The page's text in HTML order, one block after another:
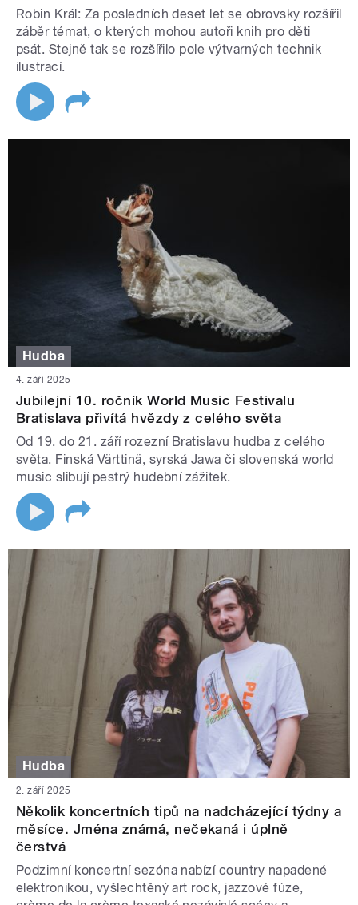
Robin Král: Za posledních deset let se obrovsky rozšířil
záběr témat, o kterých mohou autoři knih pro děti
psát. Stejně tak se rozšířilo pole výtvarných technik
ilustrací.
Hudba
4. září 2025
Jubilejní 10. ročník World Music Festivalu
Bratislava přivítá hvězdy z celého světa
Od 19. do 21. září rozezní Bratislavu hudba z celého
světa. Finská Värttinä, syrská Jawa či slovenská world
music slibují pestrý hudební zážitek.
Hudba
2. září 2025
Několik koncertních tipů na nadcházející týdny a
měsíce. Jména známá, nečekaná i úplně
čerstvá
Podzimní koncertní sezóna nabízí country napadené
elektronikou, vyšlechtěný art rock, jazzové fúze,